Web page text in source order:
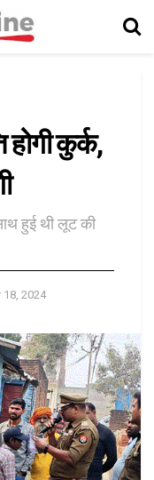
होगी कुर्क,
हुई थी लूट की
18, 2024